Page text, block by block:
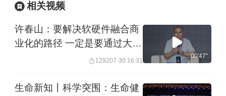
相关视频
许春山：要解决软硬件融合商
业化的路径 一定是要通过大量
129207-30 16:31
00'47''
生命新知丨科学突围：生命健